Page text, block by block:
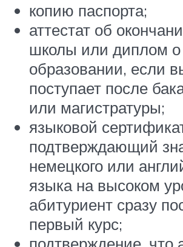
копию паспорта;
аттестат об
школы или диплом
образовании, если
поступает после
или магистратуры;
языковой
подтверждающий
немецкого или
языка на высоком
абитуриент сразу
первый курс;